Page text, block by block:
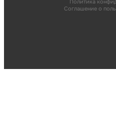
Политика
Соглашение о